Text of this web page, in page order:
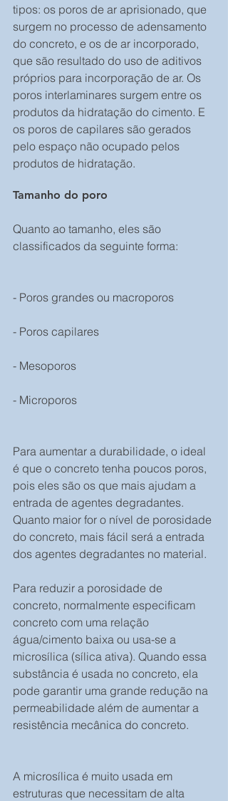
tipos: os poros de ar aprisionado, que
surgem no processo de adensamento
do concreto, e os de ar incorporado,
que são resultado do uso de aditivos
próprios para incorporação de ar. Os
poros interlaminares surgem entre os
produtos da hidratação do cimento. E
os poros de capilares são gerados
pelo espaço não ocupado pelos
produtos de hidratação.
Tamanho do poro
Quanto ao tamanho, eles são
classificados da seguinte forma:
- Poros grandes ou macroporos
- Poros capilares
- Mesoporos
- Microporos
Para aumentar a durabilidade, o ideal
é que o concreto tenha poucos poros,
pois eles são os que mais ajudam a
entrada de agentes degradantes.
Quanto maior for o nível de porosidade
do concreto, mais fácil será a entrada
dos agentes degradantes no material.
Para reduzir a porosidade de
concreto, normalmente especificam
concreto com uma relação
água/cimento baixa ou usa-se a
microsílica (sílica ativa). Quando essa
substância é usada no concreto, ela
pode garantir uma grande redução na
permeabilidade além de aumentar a
resistência mecânica do concreto.
A microsílica é muito usada em
estruturas que necessitam de alta